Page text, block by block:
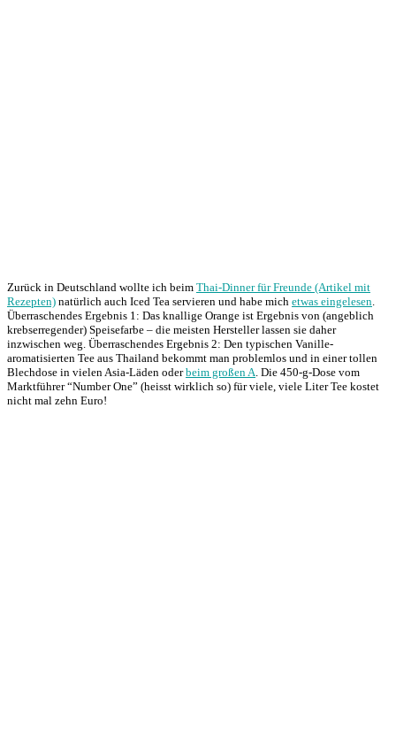
Zurück in Deutschland wollte ich beim Thai-Dinner für Freunde (Artikel mit
Rezepten) natürlich auch Iced Tea servieren und habe mich etwas eingelesen
Überraschendes Ergebnis 1: Das knallige Orange ist Ergebnis von (angeblich
krebserregender) Speisefarbe – die meisten Hersteller lassen sie daher
inzwischen weg. Überraschendes Ergebnis 2: Den typischen Vanille-
aromatisierten Tee aus Thailand bekommt man problemlos und in einer tollen
Blechdose in vielen Asia-Läden oderbeim großen A . Die 450-g-Dose vom
Marktführer “Number One” (heisst wirklich so) für viele, viele Liter Tee kostet
nicht mal zehn Euro!